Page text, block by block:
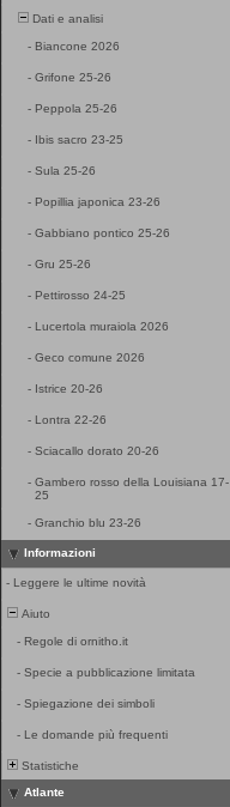
Dati e analisi
- Biancone 2026
- Grifone 25-26
- Peppola 25-26
- Ibis sacro 23-25
- Sula 25-26
- Popillia japonica 23-26
- Gabbiano pontico 25-26
- Gru 25-26
- Pettirosso 24-25
- Lucertola muraiola 2026
- Geco comune 2026
- Istrice 20-26
- Lontra 22-26
- Sciacallo dorato 20-26
- Gambero rosso della Louisiana 17-
25
- Granchio blu 23-26
Informazioni
- Leggere le ultime novità
Aiuto
- Regole di ornitho.it
- Specie a pubblicazione limitata
- Spiegazione dei simboli
- Le domande più frequenti
Statistiche
Atlante